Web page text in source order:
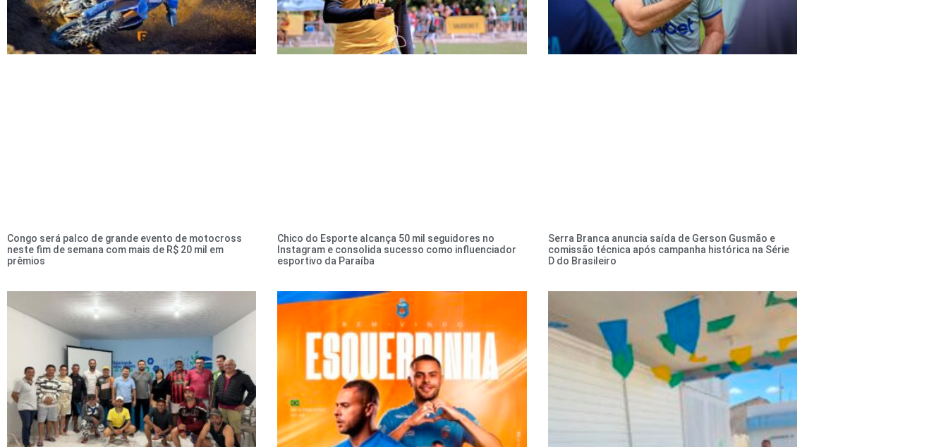
Congo será palco de grande evento de motocross
neste fim de semana com mais de R$ 20 mil em
prêmios
Chico do Esporte alcança 50 mil seguidores no
Instagram e consolida sucesso como influenciador
esportivo da Paraíba
Serra Branca anuncia saída de Gerson Gusmão e
comissão técnica após campanha histórica na Série
D do Brasileiro